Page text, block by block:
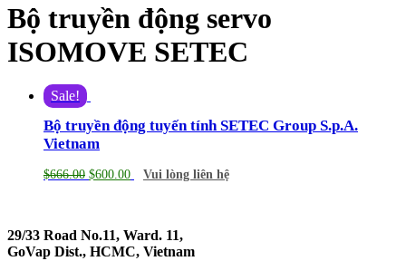
Bộ truyền động servo
ISOMOVE SETEC
Sale!
Bộ truyền động tuyến tính SETEC Group S.p.A.
Vietnam
$666.00 $600.00 Vui lòng liên hệ
29/33 Road No.11, Ward. 11,
GoVap Dist., HCMC, Vietnam